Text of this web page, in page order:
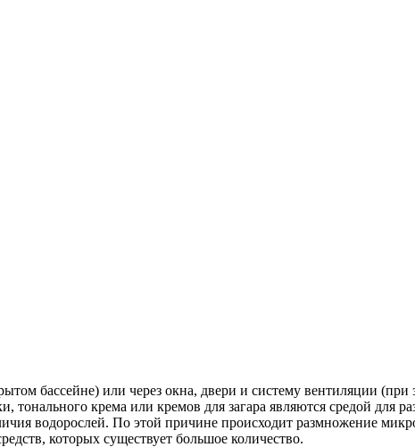
бассейне) или через окна, двери и систему вентиляции
тонального крема или кремов для загара являются средой для
водорослей. По этой причине происходит размножение
которых существует большое количество.